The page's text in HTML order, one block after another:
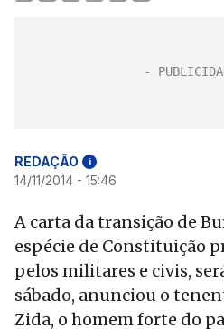
REDAÇÃO i
14/11/2014 - 15:46
A carta da transição de
espécie de Constituição
pelos militares e civis,
sábado, anunciou o
Zida, o homem forte do